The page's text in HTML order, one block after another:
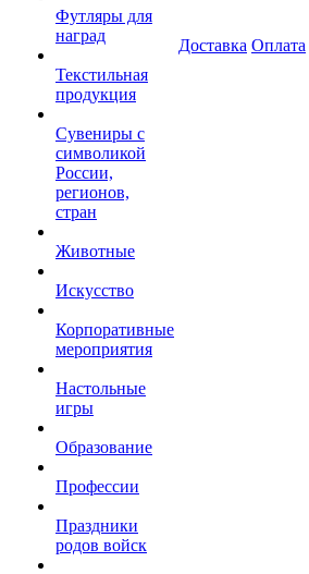
Футляры для
наград
Текстильная
продукция
Сувениры с
символикой
России,
регионов,
стран
Животные
Искусство
Корпоративные
мероприятия
Настольные
игры
Образование
Профессии
Праздники
родов войск
Доставка Оплата